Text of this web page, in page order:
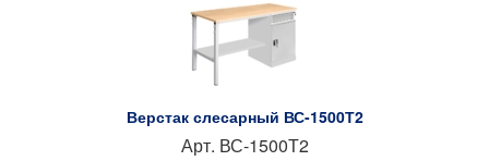
Верстак слесарный ВС-1500Т2
Арт. ВС-1500Т2